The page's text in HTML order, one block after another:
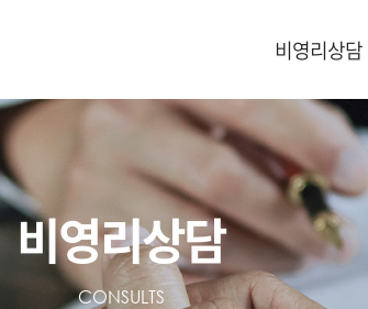
비영리상담
비영리상담
CONSULTS